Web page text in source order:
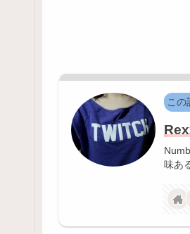
この
味あ